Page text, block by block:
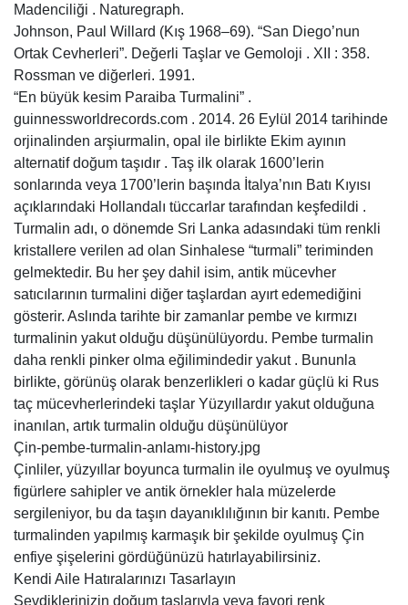
Madenciliği . Naturegraph.
Johnson, Paul Willard (Kış 1968–69). “San Diego’nun
Ortak Cevherleri”. Değerli Taşlar ve Gemoloji . XII : 358.
Rossman ve diğerleri. 1991.
“En büyük kesim Paraiba Turmalini” .
guinnessworldrecords.com . 2014. 26 Eylül 2014 tarihinde
orjinalinden arşiurmalin, opal ile birlikte Ekim ayının
alternatif doğum taşıdır . Taş ilk olarak 1600’lerin
sonlarında veya 1700’lerin başında İtalya’nın Batı Kıyısı
açıklarındaki Hollandalı tüccarlar tarafından keşfedildi .
Turmalin adı, o dönemde Sri Lanka adasındaki tüm renkli
kristallere verilen ad olan Sinhalese “turmali” teriminden
gelmektedir. Bu her şey dahil isim, antik mücevher
satıcılarının turmalini diğer taşlardan ayırt edemediğini
gösterir. Aslında tarihte bir zamanlar pembe ve kırmızı
turmalinin yakut olduğu düşünülüyordu. Pembe turmalin
daha renkli pinker olma eğilimindedir yakut . Bununla
birlikte, görünüş olarak benzerlikleri o kadar güçlü ki Rus
taç mücevherlerindeki taşlar Yüzyıllardır yakut olduğuna
inanılan, artık turmalin olduğu düşünülüyor
Çin-pembe-turmalin-anlamı-history.jpg
Çinliler, yüzyıllar boyunca turmalin ile oyulmuş ve oyulmuş
figürlere sahipler ve antik örnekler hala müzelerde
sergileniyor, bu da taşın dayanıklılığının bir kanıtı. Pembe
turmalinden yapılmış karmaşık bir şekilde oyulmuş Çin
enfiye şişelerini gördüğünüzü hatırlayabilirsiniz.
Kendi Aile Hatıralarınızı Tasarlayın
Sevdiklerinizin doğum taşlarıyla veya favori renk